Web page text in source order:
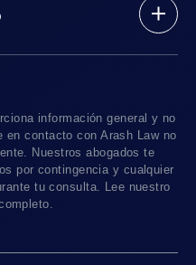
Negligencia
Previa
información general y no
contacto con Arash Law no
Nuestros abogados te
por contingencia y cualquier
tu consulta. Lee nuestro